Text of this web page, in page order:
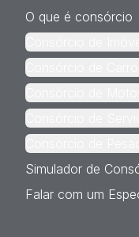
O que é consórcio
Simulador de
Falar com um